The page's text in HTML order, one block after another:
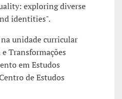
exploring diverse
identities".
unidade curricular
Transformações
em Estudos
de Estudos